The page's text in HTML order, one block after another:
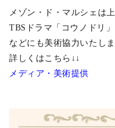
メゾン・ド・マルシェは
TBSドラマ「コウノドリ
などにも美術協力いたしま
詳しくはこちら↓↓
メディア・美術提供